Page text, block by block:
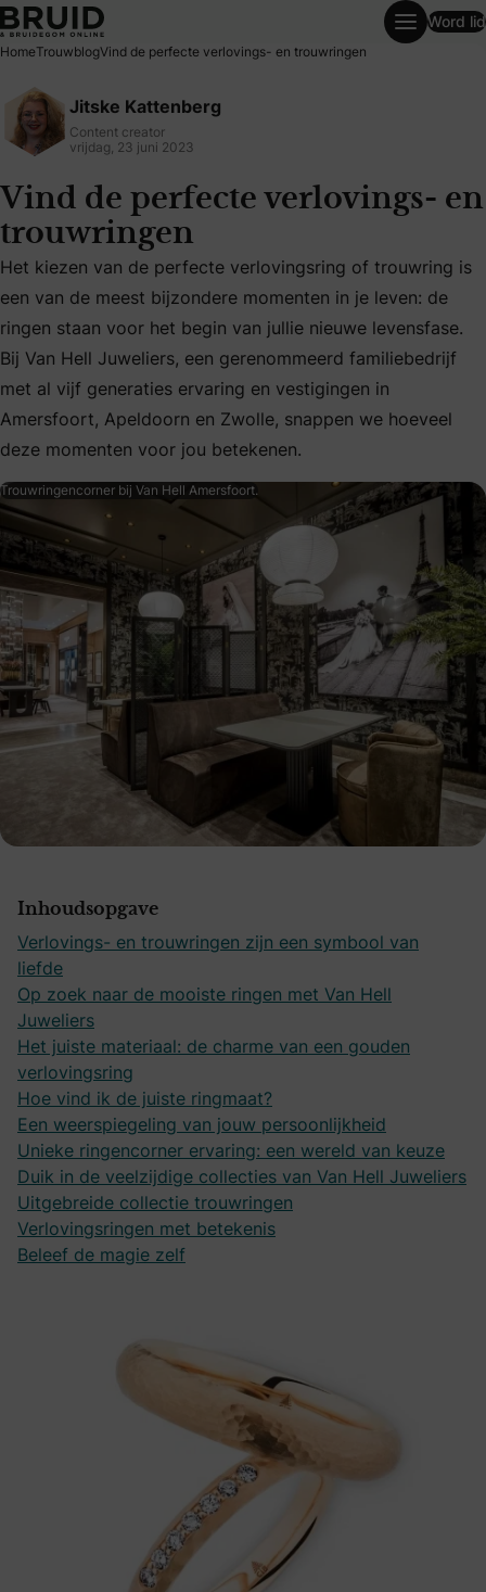
Vind de perfecte verlovings- en trouwringen
Word lid
HomeTrouwblogVind de perfecte verlovings- en trouwringen
Jitske Kattenberg
Content creator
vrijdag, 23 juni 2023
Vind de perfecte verlovings- en
trouwringen
Het kiezen van de perfecte verlovingsring of trouwring is
Het kiezen van de perfecte verlovingsring of trouwring is
een van de meest bijzondere momenten in je leven: de
ringen staan voor het begin van jullie nieuwe levensfase.
Bij Van Hell Juweliers, een gerenommeerd familiebedrijf
met al vijf generaties ervaring en vestigingen in
Amersfoort, Apeldoorn en Zwolle, snappen we hoeveel
deze momenten voor jou betekenen.
Trouwringencorner bij Van Hell Amersfoort.
Inhoudsopgave
Verlovings- en trouwringen zijn een symbool van
liefde
Op zoek naar de mooiste ringen met Van Hell
Juweliers
Het juiste materiaal: de charme van een gouden
verlovingsring
Hoe vind ik de juiste ringmaat?
Een weerspiegeling van jouw persoonlijkheid
Unieke ringencorner ervaring: een wereld van keuze
Duik in de veelzijdige collecties van Van Hell Juweliers
Uitgebreide collectie trouwringen
Verlovingsringen met betekenis
Beleef de magie zelf